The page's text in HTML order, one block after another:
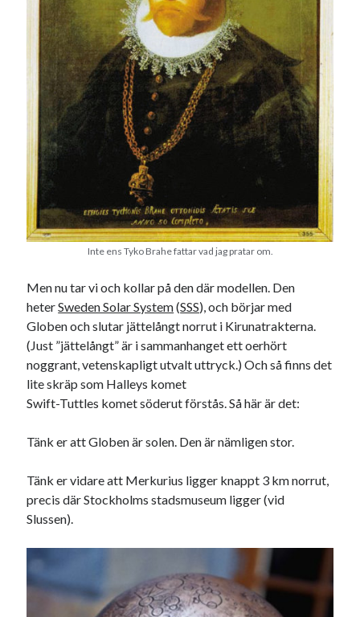
Dessa har något gemensamt
Fantastiskt välformulerad moderecensent
Onödiga citattecken
Dessa har något helt annat gemensamt
En amerikansk språkpolis
Fula biblioteksböcker
Egna länkar
Bokstävlar & AI – mitt levebröd. Gå en kurs!
Godisbrödet från himlen
Köttfärslimpan på allas läppar
Länkskolan
Lotten som Sommarpratare (i fantasin alltså: grupp på FB)
Vad ska du laga för mat idag? (Recept!)
WordPress.org
Inte ens Tyko Brahe fattar vad jag pratar om.
Men nu tar vi och kollar på den där modellen. Den
heterSweden Solar System(SSS), och börjar med
Globen och slutar jättelångt norrut i Kirunatrakterna.
(Just ”jättelångt” är i sammanhanget ett oerhört
noggrant, vetenskapligt utvalt uttryck.) Och så finns det
lite skräp som Halleys komet
Swift-Tuttles komet söderut förstås. Så här är det:
Tänk er att Globen är solen. Den är nämligen stor.
Tänk er vidare att Merkurius ligger knappt 3 km norrut,
precis där Stockholms stadsmuseum ligger (vid
Slussen).